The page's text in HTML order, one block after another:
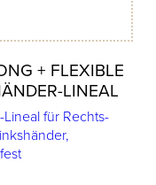
+ FLEXIBLE
LINEAL
für Rechts-